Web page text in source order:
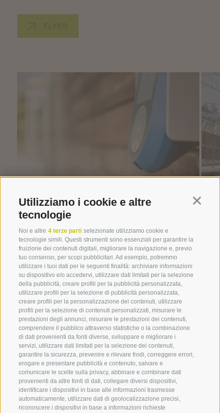
Utilizziamo i cookie e altre
tecnologie
Noi e altre 4 terze parti selezionate utilizziamo cookie e
tecnologie simili. Questi strumenti sono essenziali per garantire la
fruizione dei contenuti digitali, migliorare la navigazione e, previo
tuo consenso, per scopi pubblicitari. Ad esempio, potremmo
utilizzare i tuoi dati per le seguenti finalità: archiviare informazioni
su dispositivo e/o accedervi, utilizzare dati limitati per la selezione
della pubblicità, creare profili per la pubblicità personalizzata,
utilizzare profili per la selezione di pubblicità personalizzata,
creare profili per la personalizzazione dei contenuti, utilizzare
profili per la selezione di contenuti personalizzati, misurare le
prestazioni degli annunci, misurare le prestazioni dei contenuti,
comprendere il pubblico attraverso statistiche o la combinazione
di dati provenienti da fonti diverse, sviluppare e migliorare i
servizi, utilizzare dati limitati per la selezione dei contenuti,
garantire la sicurezza, prevenire e rilevare frodi, correggere errori,
erogare e presentare pubblicità e contenuto, salvare e
comunicare le scelte sulla privacy, abbinare e combinare dati
provenienti da altre fonti di dati, collegare diversi dispositivi,
identificare i dispositivi in base alle informazioni trasmesse
automaticamente, utilizzare dati di geolocalizzazione precisi,
riconoscere i dispositivi in base a informazioni richieste
360° VIEW
FLYER
Una vacanza senza auto per scoprire
l'Alto Adige in modo ecologico e
rilassato
Il Guest Pass Chiusa ti offre una
serie di vantaggi 365 giorni
all'anno:
Mezzi pubblici